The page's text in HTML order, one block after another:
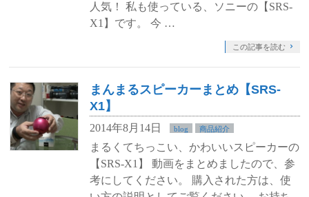
人気！ 私も使っている、ソニーの【SRS-
X1】です。 今 …
この記事を読む
まんまるスピーカーまとめ【SRS-
X1】
2014年8月14日 blog 商品紹介
まるくてちっこい、かわいいスピーカーの
【SRS-X1】 動画をまとめましたので、参
考にしてください。 購入された方は、使